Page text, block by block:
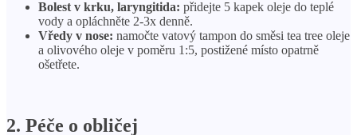
Bolest v krku, laryngitida: přidejte 5 kapek oleje do teplé
vody a opláchněte 2-3x denně.
Vředy v nose: namočte vatový tampon do směsi tea tree oleje
a olivového oleje v poměru 1:5, postižené místo opatrně
ošetřete.
2. Péče o obličej